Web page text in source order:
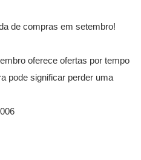
de compras em setembro!
oferece ofertas por tempo
pode significar perder uma